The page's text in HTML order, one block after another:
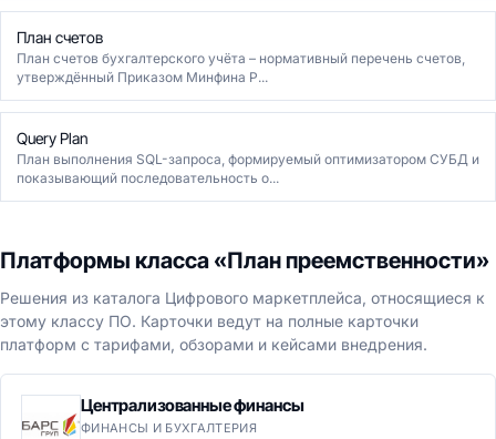
План счетов
План счетов бухгалтерского учёта – нормативный перечень счетов,
утверждённый Приказом Минфина Р...
Query Plan
План выполнения SQL-запроса, формируемый оптимизатором СУБД и
показывающий последовательность о...
Платформы класса «План преемственности»
Решения из каталога Цифрового маркетплейса, относящиеся к
этому классу ПО. Карточки ведут на полные карточки
платформ с тарифами, обзорами и кейсами внедрения.
Централизованные финансы
ФИНАНСЫ И БУХГАЛТЕРИЯ